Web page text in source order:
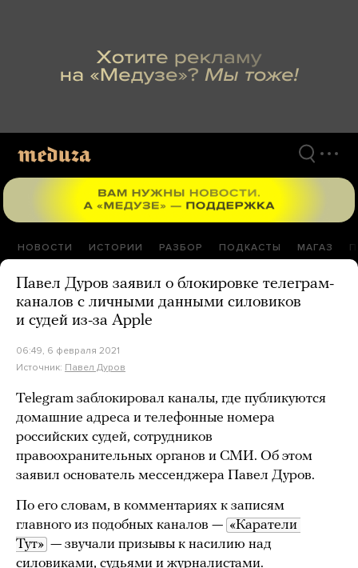
НОВОСТИ ИСТОРИИ РАЗБОР ПОДКАСТЫ МАГАЗ
Павел Дуров заявил о блокировке телеграм-
каналов с личными данными силовиков
и судей из-за Apple
06:49, 6 февраля 2021
Источник: Павел Дуров
Telegram заблокировал каналы, где публикуются
домашние адреса и телефонные номера
российских судей, сотрудников
правоохранительных органов и СМИ. Об этом
заявил основатель мессенджера Павел Дуров.
По его словам, в комментариях к записям
главного из подобных каналов — «Каратели
Тут» — звучали призывы к насилию над
силовиками, судьями и журналистами.